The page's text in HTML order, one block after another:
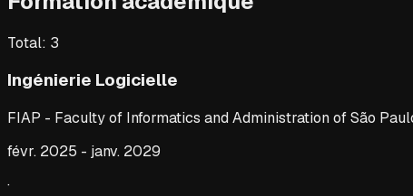
Total: 3
Ingénierie Logicielle
FIAP - Faculty of Informatics and Administration of São
févr. 2025 - janv. 2029
·